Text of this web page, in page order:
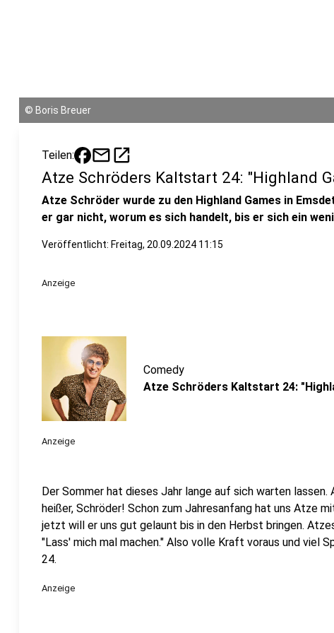
© Boris Breuer
Teilen: mailopen_in_new
Atze Schröders Kaltstart 24: "Highland
Atze Schröder wurde zu den Highland Games in
er gar nicht, worum es sich handelt, bis er sich ein
Veröffentlicht: Freitag, 20.09.2024 11:15
Anzeige
Comedy
Atze Schröders Kaltstart 24:
Anzeige
Der Sommer hat dieses Jahr lange auf sich warten lassen.
heißer, Schröder! Schon zum Jahresanfang hat uns Atze
jetzt will er uns gut gelaunt bis in den Herbst bringen.
"Lass' mich mal machen." Also volle Kraft voraus und viel
24.
Anzeige